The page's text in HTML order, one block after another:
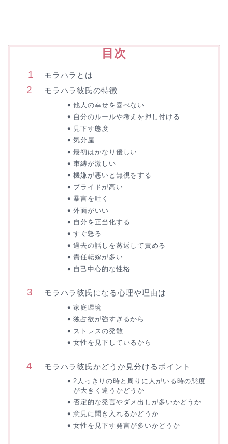
目次
モラハラとは
モラハラ彼氏の特徴
他人の幸せを喜べない
自分のルールや考えを押し付ける
見下す態度
気分屋
最初はかなり優しい
束縛が激しい
機嫌が悪いと無視をする
プライドが高い
暴言を吐く
外面がいい
自分を正当化する
すぐ怒る
過去の話しを蒸返して責める
責任転嫁が多い
自己中心的な性格
モラハラ彼氏になる心理や理由は
家庭環境
独占欲が強すぎるから
ストレスの発散
女性を見下しているから
モラハラ彼氏かどうか見分けるポイント
2人っきりの時と周りに人がいる時の態度
が大きく違うかどうか
否定的な発言やダメ出しが多いかどうか
意見に聞き入れるかどうか
女性を見下す発言が多いかどうか